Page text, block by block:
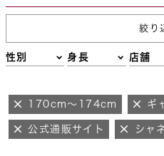
絞り
性別 身長 店舗
170cm～174cm ギ
公式通販サイト シャ